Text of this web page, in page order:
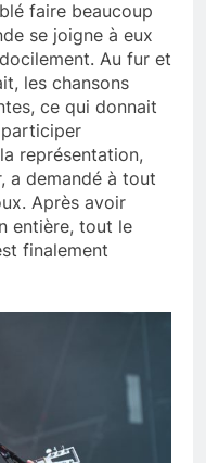
faire beaucoup
se joigne à eux
Au fur et
les chansons
ce qui donnait
représentation,
a demandé à tout
Après avoir
entière, tout le
finalement